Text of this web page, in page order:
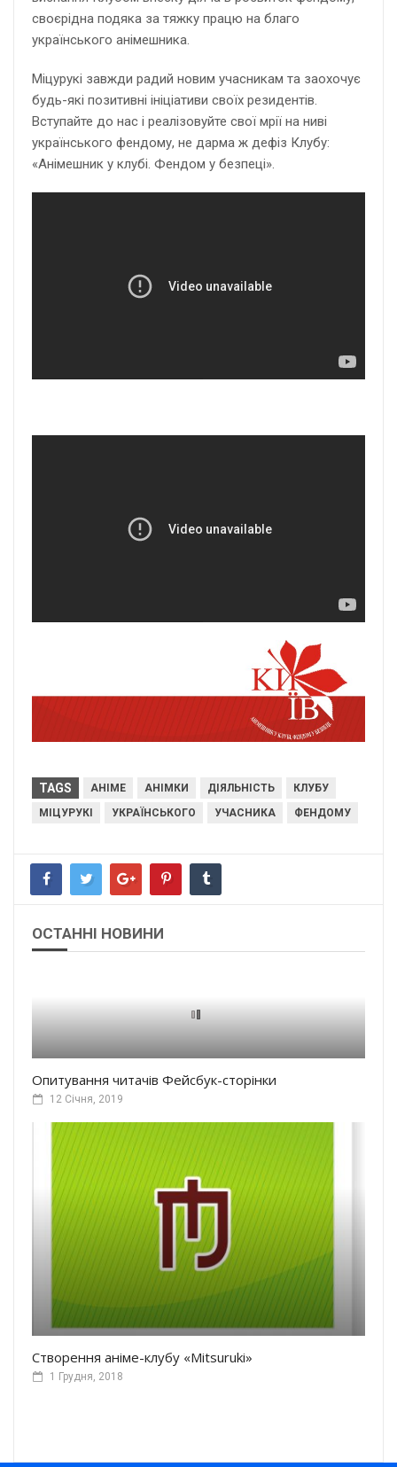
своєрідна подяка за тяжку працю на благо
українського анімешника.
Міцурукі завжди радий новим учасникам та заохочує
будь-які позитивні ініціативи своїх резидентів.
Вступайте до нас і реалізовуйте свої мрії на ниві
українського фендому, не дарма ж дефіз Клубу:
«Анімешник у клубі. Фендом у безпеці».
TAGS АНІМЕ АНІМКИ ДІЯЛЬНІСТЬ
КЛУБУ
МІЦУРУКІ
УКРАЇНСЬКОГО УЧАСНИКА ФЕНДОМУ
ОСТАННІ НОВИНИ
Опитування читачів Фейсбук-сторінки
12 Січня, 2019
Створення аніме-клубу «Mitsuruki»
1 Грудня, 2018